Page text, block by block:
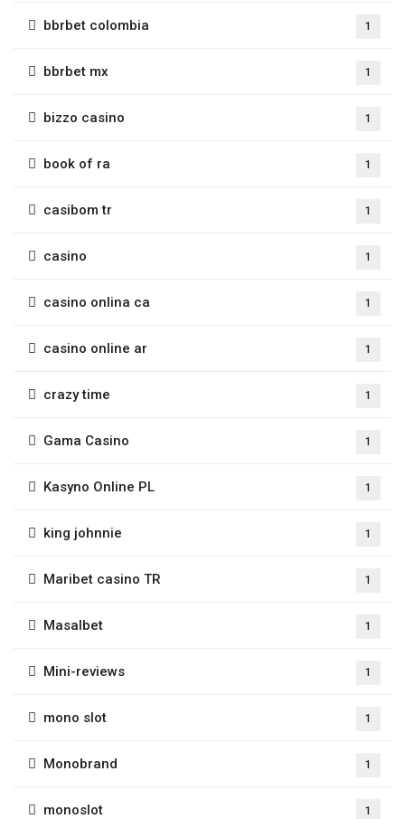
bbrbet colombia 1
bbrbet mx 1
bizzo casino 1
book of ra 1
casibom tr 1
casino 1
casino onlina ca 1
casino online ar 1
crazy time 1
Gama Casino 1
Kasyno Online PL 1
king johnnie 1
Maribet casino TR 1
Masalbet 1
Mini-reviews 1
mono slot 1
Monobrand 1
monoslot 1